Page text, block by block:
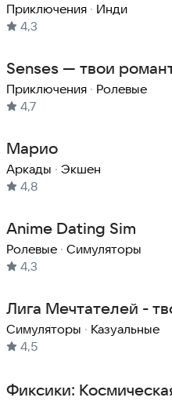
Приключения · Инди
4,3
Senses — твои
истории
Приключения · Ролевые
4,7
Марио
Аркады · Экшен
4,8
Anime Dating Sim
Ролевые · Симуляторы
4,3
Лига Мечтателей -
истории
Симуляторы · Казуальные
4,5
Фиксики: